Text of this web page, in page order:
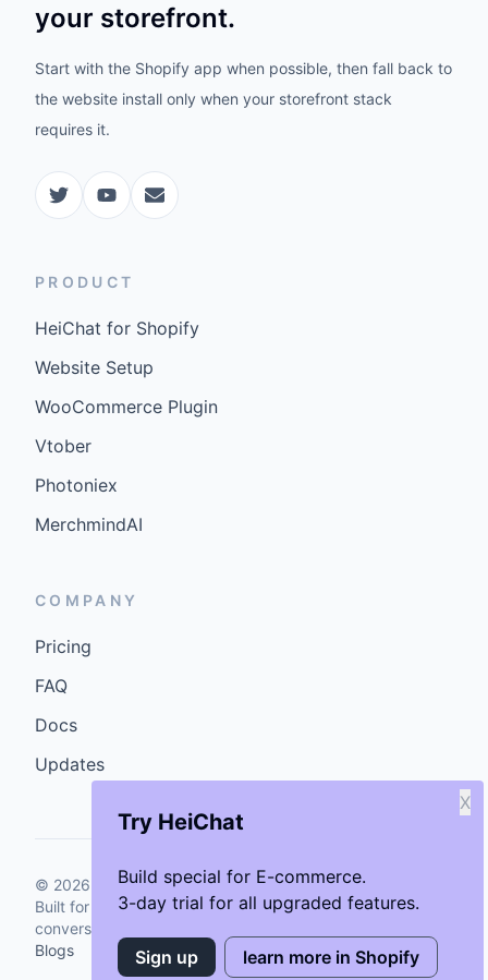
Try HeiChat
Build special for E-commerce.
3-day trial for all upgraded features.
X
Sign up learn more in Shopify
your storefront.
Start with the Shopify app when possible, then fall back to
the website install only when your storefront stack
requires it.
PRODUCT
HeiChat for Shopify
Website Setup
WooCommerce Plugin
Vtober
Photoniex
MerchmindAI
COMPANY
Pricing
FAQ
Docs
Updates
© 2026 GenCybers Inc. All rights reserved.
Built for storefronts that want faster answers and cleaner
conversions.
Blogs